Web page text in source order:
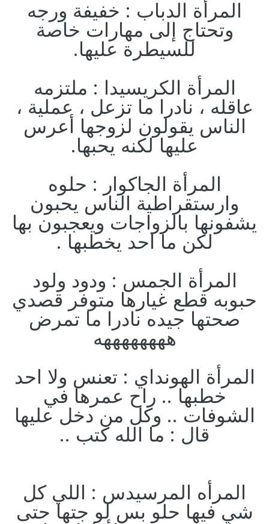
المرأة الدباب : خفيفة ورجه
وتحتاج إلى مهارات خاصة
للسيطرة عليها.
المرأة الكريسيدا : ملتزمه
عاقله ، نادرا ما تزعل ، عملية ،
الناس يقولون لزوجها أعرس
عليها لكنه يحبها.
المرأة الجاكوار : حلوه
وارستقراطية الناس يحبون
يشفونها بالزواجات ويعجبون بها
لكن ما احد يخطبها .
المرأة الجمس : ودود ولود
حبوبه قطع غيارها متوفر قصدي
صحتها جيده نادرا ما تمرض
ههههههههه
المرأة الهونداي : تعنس ولا احد
خطبها .. راح عمرها في
الشوفات .. وكل من دخل عليها
قال : ما الله كتب ..
المرأه المرسيدس : اللي كل
شي فيها حلو بس لو جتها حتى